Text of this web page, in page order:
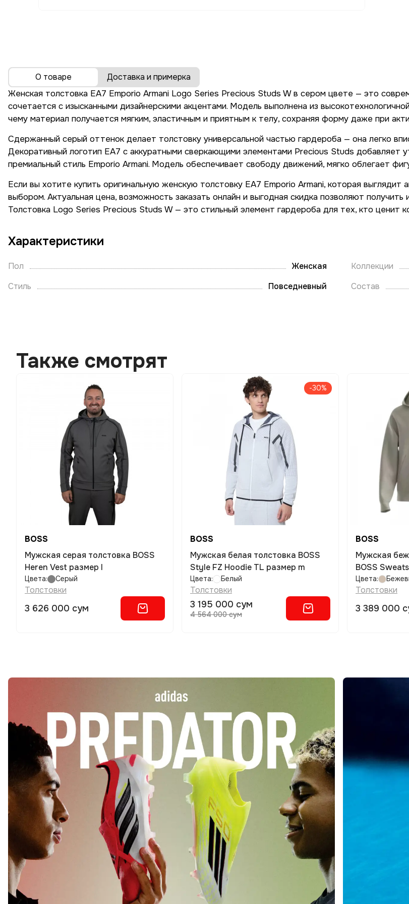
О товаре
Доставка и примерка
Женская толстовка EA7 Emporio Armani Logo Series Precious Studs W в сером цвете — это
сочетается с изысканными дизайнерскими акцентами. Модель выполнена из
чему материал получается мягким, эластичным и приятным к телу, сохраняя форму даже при
Сдержанный серый оттенок делает толстовку универсальной частью гардероба — она легко
Декоративный логотип EA7 с аккуратными сверкающими элементами Precious Studs добавляет
премиальный стиль Emporio Armani. Модель обеспечивает свободу движений, мягко облегает
Если вы хотите купить оригинальную женскую толстовку EA7 Emporio Armani, которая
выбором. Актуальная цена, возможность заказать онлайн и выгодная скидка позволяют
Толстовка Logo Series Precious Studs W — это стильный элемент гардероба для тех, кто ценит
Характеристики
Пол Женская Коллекции
Стиль
Повседневный Состав
Также смотрят
BOSS
Мужская серая толстовка BOSS
Heren Vest размер l
Цвета: Серый
Толстовки
3 626 000 сум
-30%
BOSS
Мужская белая толстовка BOSS
Style FZ Hoodie TL размер m
Цвета: Белый
Толстовки
3 195 000 сум
4 564 000 сум
BOSS
Мужская
BOSS
Цвета:
Толстовки
3 389 000